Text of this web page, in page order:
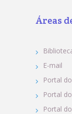
Áreas
E-mail
Portal
Portal
Portal